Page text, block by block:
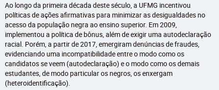
Ao longo da primeira década deste século, a UFMG incentivou
políticas de ações afirmativas para minimizar as desigualdades no
acesso da população negra ao ensino superior. Em 2009,
implementou a política de bônus, além de exigir uma autodeclaração
racial. Porém, a partir de 2017, emergiram denúncias de fraudes,
evidenciando uma incompatibilidade entre o modo como os
candidatos se veem (autodeclaração) e o modo como os demais
estudantes, de modo particular os negros, os enxergam
(heteroidentificação).